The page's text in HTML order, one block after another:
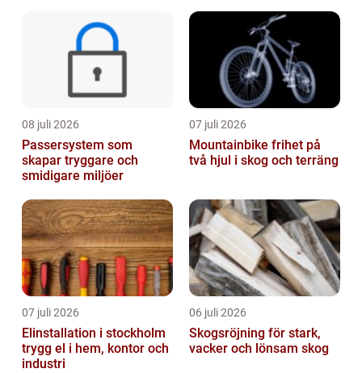
08 juli 2026
Passersystem som
skapar tryggare och
smidigare miljöer
07 juli 2026
Mountainbike frihet på
två hjul i skog och terräng
07 juli 2026
Elinstallation i stockholm
trygg el i hem, kontor och
industri
06 juli 2026
Skogsröjning för stark,
vacker och lönsam skog